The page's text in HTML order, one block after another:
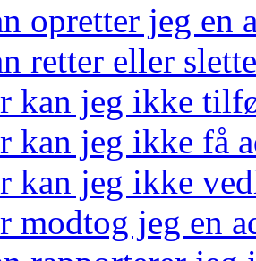
opretter jeg en
retter eller
kan jeg ikke
kan jeg ikke få
kan jeg ikke
modtog jeg en